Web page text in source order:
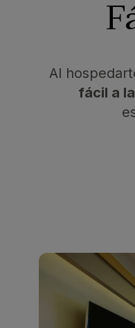
Al
fácil a